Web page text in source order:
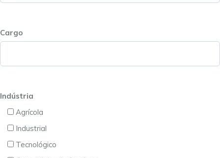
Cargo
Indústria
Agrícola
Industrial
Tecnológico